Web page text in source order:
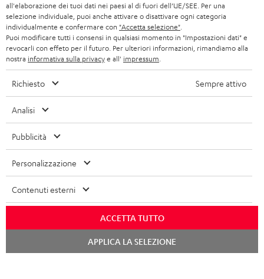
ALTOPARLANTE
ULTIMA
CUFFIE IN-EAR
FANSHOP
NOVITÁ
VANTAGGI TEUFEL
LA NOSTRA STORIA
MANAGEMENT
FRANCIA
POLONIA
ITALIA
ALTRI PAESI
Ci riserviamo il diritto di apportare modifiche relative a specifiche tecniche,
errori di battitura e omissioni. Gli accessori mostrati nelle nostre foto non sono
inclusi nella consegna. Eventuali costi di smaltimento delle batterie sono inclusi
Impressum Termini e condizioni generali
all'elaborazione dei tuoi dati nei paesi al di fuori dell’UE/SEE. Per una
selezione individuale, puoi anche attivare o disattivare ogni categoria
individualmente e confermare con "Accetta selezione"
Puoi modificare tutti i consensi in qualsiasi momento in "Impostazioni dati" e
revocarli con effeto per il futuro. Per ulteriori informazioni, rimandiamo alla
nostra informativa sulla privacye all' impressum
Richiesto Sempre attivo
Analisi
Pubblicità
Personalizzazione
Contenuti esterni
ACCETTA TUTTO
APPLICA LA SELEZIONE